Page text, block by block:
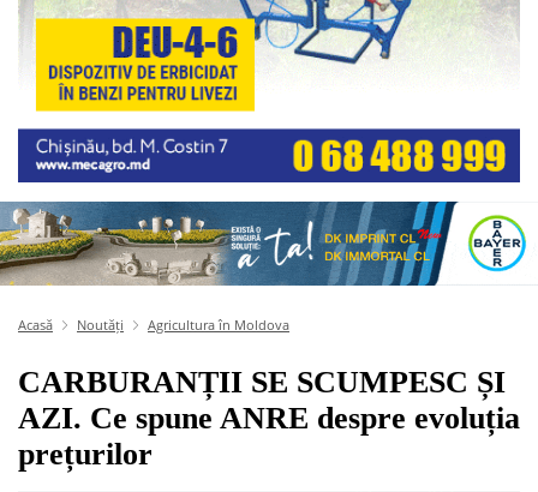
Acasă Noutăți Agricultura în Moldova
CARBURANȚII SE SCUMPESC ȘI
AZI. Ce spune ANRE despre evoluția
prețurilor